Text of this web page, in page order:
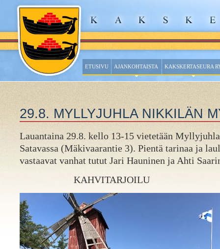
ETUSIVU AJANKOHTAISTA KAKSKERTASEURA
29.8. MYLLYJUHLA NIKKILÄN
Lauantaina 29.8. kello 13-15 vietetään
Satavassa (Mäkivaarantie 3). Pientä tarinaa ja
vastaavat vanhat tutut Jari Hauninen ja Ahti
KAHVITARJOILU